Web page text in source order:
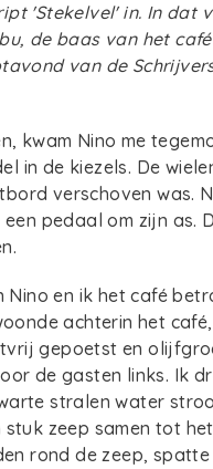
'Stekelvel' in. In dat
de baas van het
van de
kwam Nino me
in de kiezels. De
verschoven was.
pedaal om zijn as.
Nino en ik het café
achterin het
gepoetst en
de gasten links. Ik
stralen water
zeep samen tot
rond de zeep,